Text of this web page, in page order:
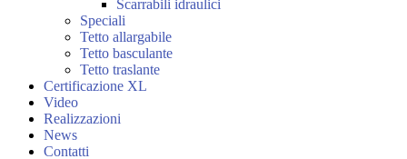
Scarrabili idraulici
Speciali
Tetto allargabile
Tetto basculante
Tetto traslante
Certificazione XL
Video
Realizzazioni
News
Contatti